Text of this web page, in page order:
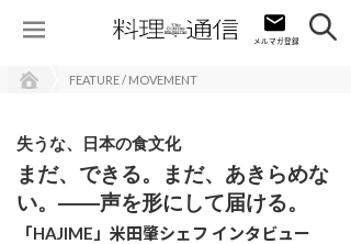
FEATURE / MOVEMENT
失うな、日本の食文化
まだ、できる。まだ、あきらめな
い。――声を形にして届ける。
「HAJIME」米田肇シェフ インタビュー